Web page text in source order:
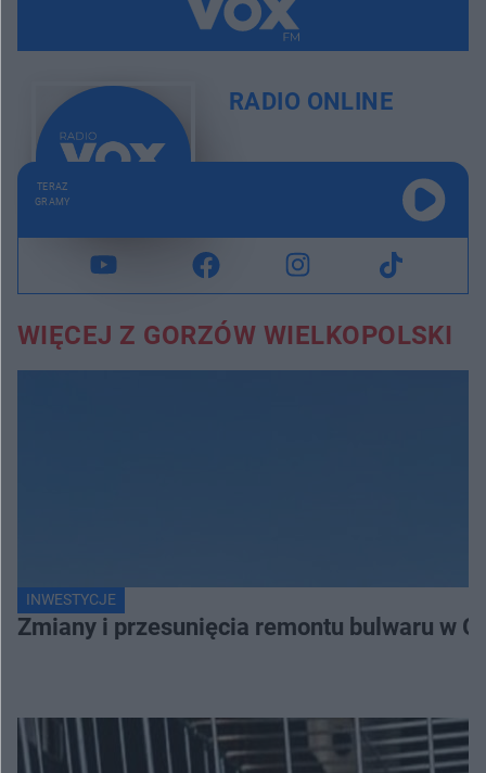
RADIO ONLINE
TERAZ
GRAMY
WIĘCEJ Z GORZÓW WIELKOPOLSKI
INWESTYCJE
Zmiany i przesunięcia remontu bulwaru w